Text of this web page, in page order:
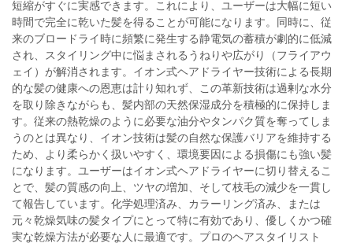
短縮がすぐに実感できます。これにより、ユーザーは大幅に短い
時間で完全に乾いた髪を得ることが可能になります。同時に、従
来のブロードライ時に頻繁に発生する静電気の蓄積が劇的に低減
され、スタイリング中に悩まされるうねりや広がり（フライアウ
ェイ）が解消されます。イオン式ヘアドライヤー技術による長期
的な髪の健康への恩恵は計り知れず、この革新技術は過剰な水分
を取り除きながらも、髪内部の天然保湿成分を積極的に保持しま
す。従来の熱乾燥のように必要な油分やタンパク質を奪ってしま
うのとは異なり、イオン技術は髪の自然な保護バリアを維持する
ため、より柔らかく扱いやすく、環境要因による損傷にも強い髪
になります。ユーザーはイオン式ヘアドライヤーに切り替えるこ
とで、髪の質感の向上、ツヤの増加、そして枝毛の減少を一貫し
て報告しています。化学処理済み、カラーリング済み、または
元々乾燥気味の髪タイプにとって特に有効であり、優しくかつ確
実な乾燥方法が必要な人に最適です。プロのヘアスタイリスト